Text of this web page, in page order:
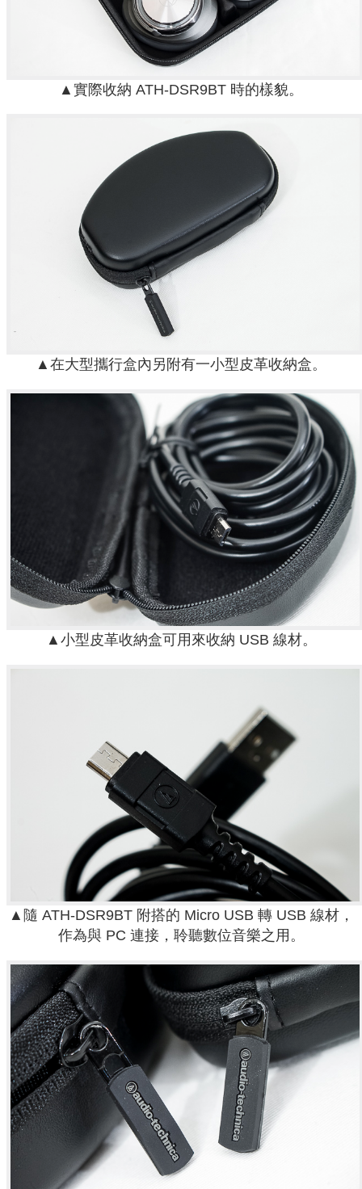
▲實際收納 ATH-DSR9BT 時的樣貌。
▲在大型攜行盒內另附有一小型皮革收納盒。
▲小型皮革收納盒可用來收納 USB 線材。
▲隨 ATH-DSR9BT 附搭的 Micro USB 轉 USB 線材，
作為與 PC 連接，聆聽數位音樂之用。